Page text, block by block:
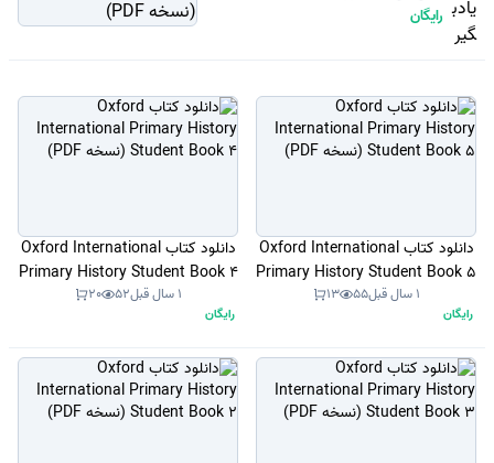
رایگان
دانلود کتاب Oxford International
Primary History Student Book 5
(نسخه PDF) 1 سال قبل 55
13
رایگان
دانلود کتاب Oxford International
Primary History Student Book 4
(نسخه PDF) 1 سال قبل 52
20
رایگان